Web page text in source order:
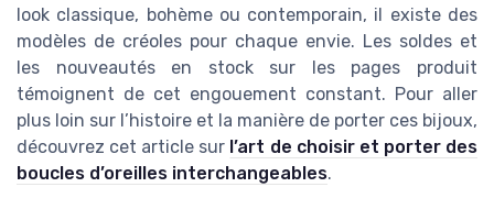
look classique, bohème ou contemporain, il existe des
modèles de créoles pour chaque envie. Les soldes et
les nouveautés en stock sur les pages produit
témoignent de cet engouement constant. Pour aller
plus loin sur l’histoire et la manière de porter ces bijoux,
découvrez cet article sur l’art de choisir et porter des
boucles d’oreilles interchangeables.